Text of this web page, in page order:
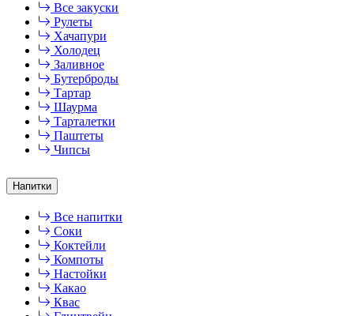
Все закуски
Рулеты
Хачапури
Холодец
Заливное
Бутерброды
Тартар
Шаурма
Тарталетки
Паштеты
Чипсы
Напитки
Все напитки
Соки
Коктейли
Компоты
Настойки
Какао
Квас